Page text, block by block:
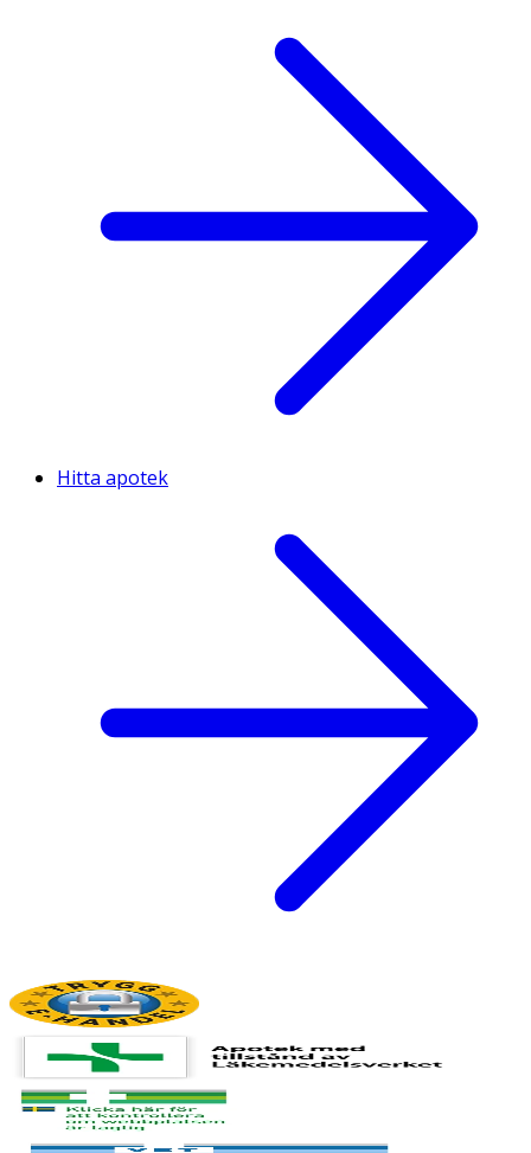
Hitta apotek